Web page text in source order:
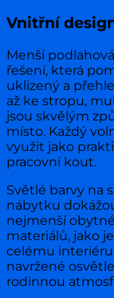
Vnitřní
Menší
řešení, která
uklizený a
až ke stropu,
jsou skvělým
místo. Každý
využit jako
pracovní kout.
Světlé barvy na
nábytku
nejmenší
materiálů, jako
celému
navržené
rodinnou